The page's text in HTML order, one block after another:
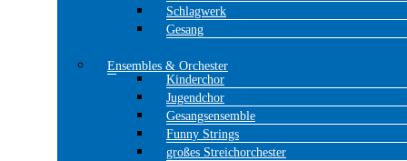
Schlagwerk
Gesang
Ensembles & Orchester
Kinderchor
Jugendchor
Gesangsensemble
Funny Strings
großes Streichorchester